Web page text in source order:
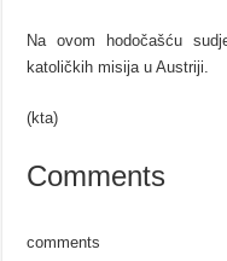
Na ovom hodočašću
katoličkih misija u Austriji.
(kta)
Comments
comments